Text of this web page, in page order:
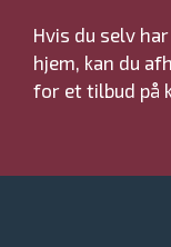
Hvis du selv
hjem, kan du
for et tilbud på